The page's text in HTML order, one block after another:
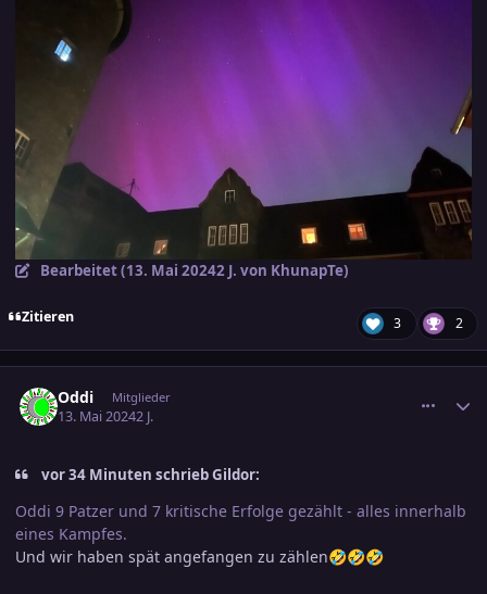
Bearbeitet (13. Mai 20242 J. von KhunapTe)
Zitieren 3 2
Oddi Mitglieder
13. Mai 20242 J.
vor 34 Minuten schrieb Gildor:
Oddi 9 Patzer und 7 kritische Erfolge gezählt - alles innerhalb
eines Kampfes.
Und wir haben spät angefangen zu zählen🤣🤣🤣